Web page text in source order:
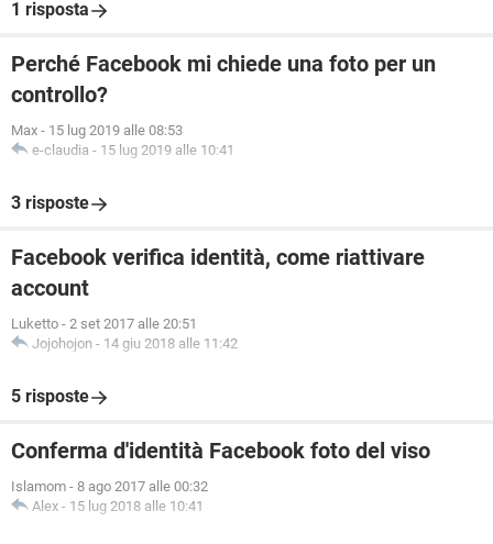
1 risposta
Perché Facebook mi chiede una foto per un
controllo?
Max - 15 lug 2019 alle 08:53
e-claudia - 15 lug 2019 alle 10:41
3 risposte
Facebook verifica identità, come riattivare
account
Luketto - 2 set 2017 alle 20:51
Jojohojon - 14 giu 2018 alle 11:42
5 risposte
Conferma d'identità Facebook foto del viso
Islamom - 8 ago 2017 alle 00:32
Alex - 15 lug 2018 alle 10:41